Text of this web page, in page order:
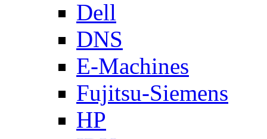
Dell
DNS
E-Machines
Fujitsu-Siemens
HP